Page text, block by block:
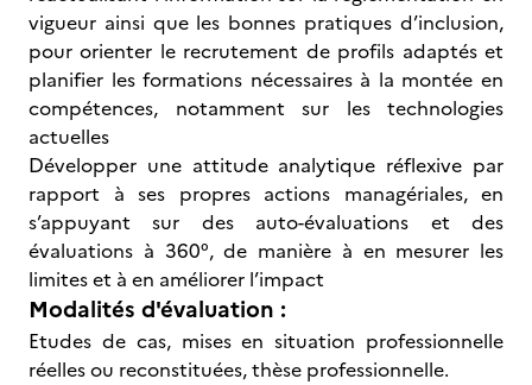
vigueur ainsi que les bonnes pratiques d’inclusion,
pour orienter le recrutement de profils adaptés et
planifier les formations nécessaires à la montée en
compétences, notamment sur les technologies
actuelles
Développer une attitude analytique réflexive par
rapport à ses propres actions managériales, en
s’appuyant sur des auto-évaluations et des
évaluations à 360°, de manière à en mesurer les
limites et à en améliorer l’impact
Modalités d'évaluation :
Etudes de cas, mises en situation professionnelle
réelles ou reconstituées, thèse professionnelle.